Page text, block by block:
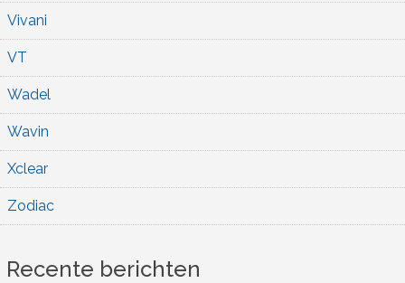
Vivani
VT
Wadel
Wavin
Xclear
Zodiac
Recente berichten